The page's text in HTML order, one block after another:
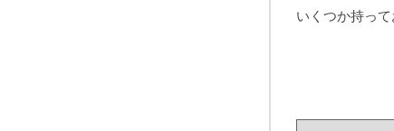
いくつか持っ